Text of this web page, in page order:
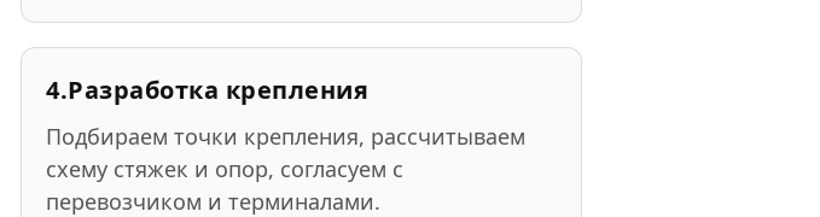
4.Разработка крепления
Подбираем точки крепления, рассчитываем
схему стяжек и опор, согласуем с
перевозчиком и терминалами.